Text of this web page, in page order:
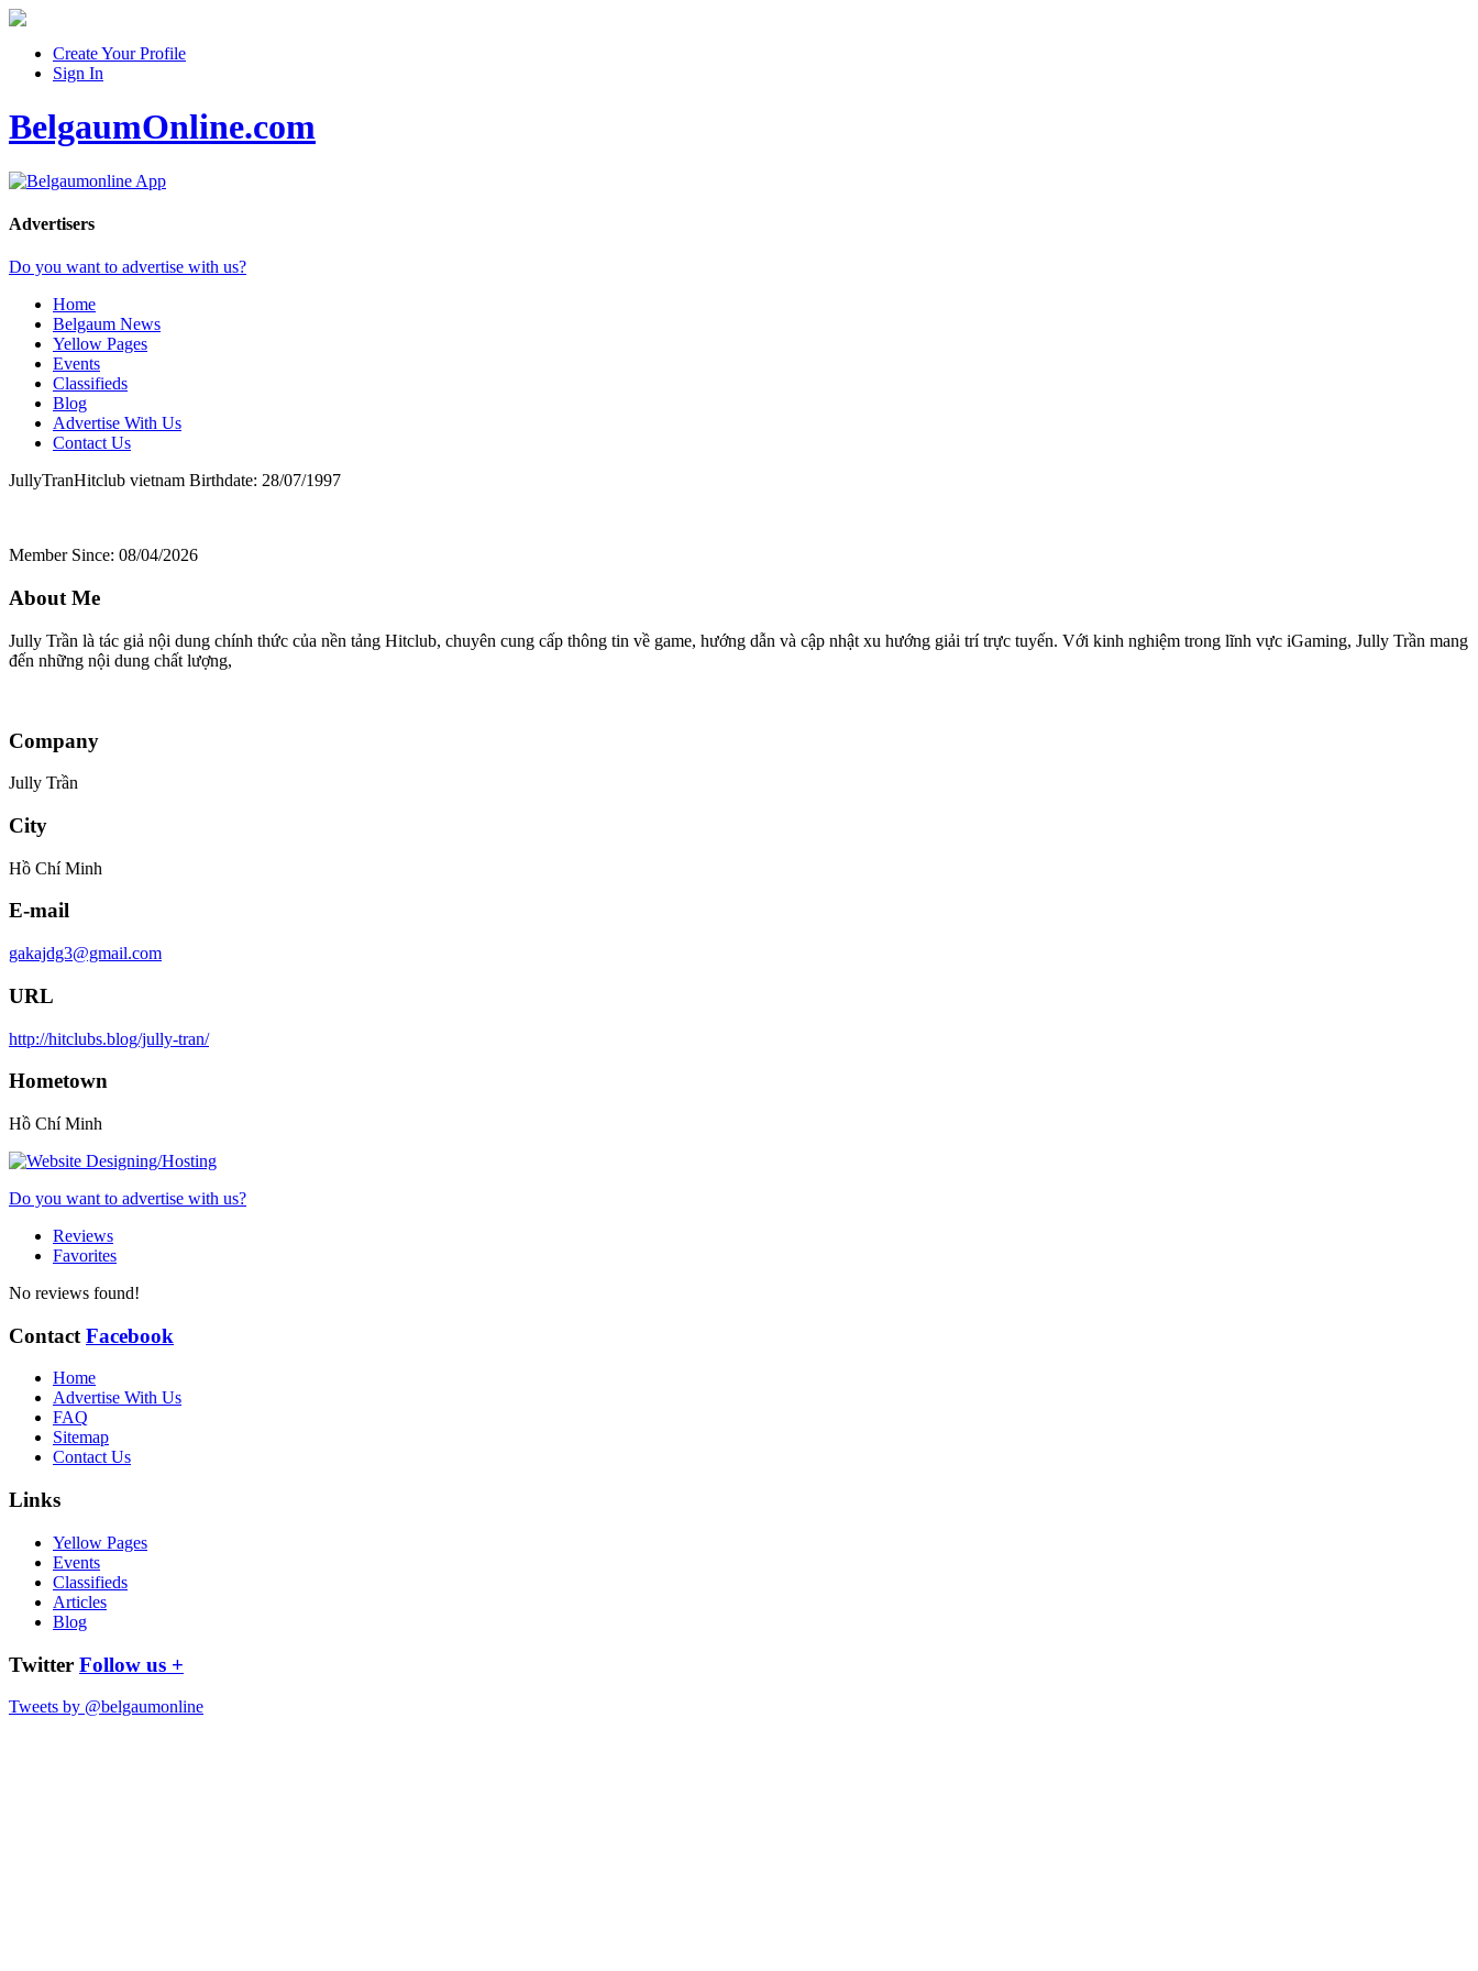
Create Your Profile
Sign In
BelgaumOnline.com
Advertisers
Do you want to advertise with us?
Home
Belgaum News
Yellow Pages
Events
Classifieds
Blog
Advertise With Us
Contact Us
JullyTranHitclub vietnam Birthdate: 28/07/1997
Member Since: 08/04/2026
About Me
Jully Trần là tác giả nội dung chính thức của nền tảng Hitclub, chuyên cung cấp thông tin về game, hướng dẫn và cập nhật xu hướng giải trí trực tuyến. Với kinh nghiệm trong lĩnh vực iGaming, Jully Trần mang
đến những nội dung chất lượng,
Company
Jully Trần
City
Hồ Chí Minh
E-mail
gakajdg3@gmail.com
URL
http://hitclubs.blog/jully-tran/
Hometown
Hồ Chí Minh
Do you want to advertise with us?
Reviews
Favorites
No reviews found!
Contact Facebook
Home
Advertise With Us
FAQ
Sitemap
Contact Us
Links
Yellow Pages
Events
Classifieds
Articles
Blog
Twitter Follow us +
Tweets by @belgaumonline